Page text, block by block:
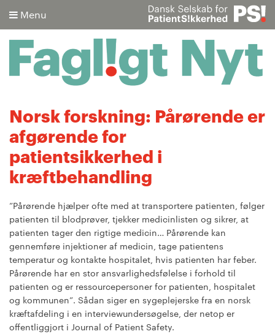
Menu
Søg
Avanceret søgning
Norsk forskning: Pårørende er
afgørende for
patientsikkerhed i
kræftbehandling
”Pårørende hjælper ofte med at transportere patienten, følger
patienten til blodprøver, tjekker medicinlisten og sikrer, at
patienten tager den rigtige medicin… Pårørende kan
gennemføre injektioner af medicin, tage patientens
temperatur og kontakte hospitalet, hvis patienten har feber.
Pårørende har en stor ansvarlighedsfølelse i forhold til
patienten og er ressourcepersoner for patienten, hospitalet
og kommunen”. Sådan siger en sygeplejerske fra en norsk
kræftafdeling i en interviewundersøgelse, der netop er
offentliggjort i Journal of Patient Safety.